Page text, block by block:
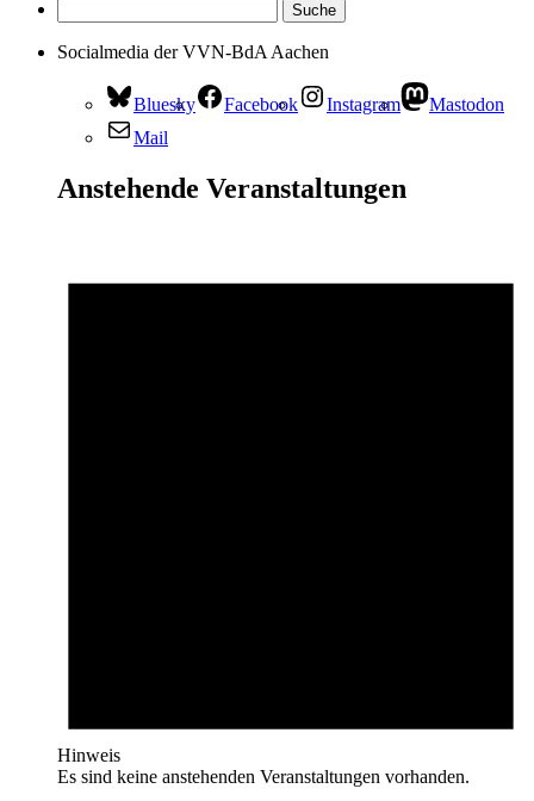
Socialmedia der VVN-BdA Aachen
Bluesky Facebook Instagram
Mastodon
Mail
Anstehende Veranstaltungen
Hinweis
Es sind keine anstehenden Veranstaltungen vorhanden.